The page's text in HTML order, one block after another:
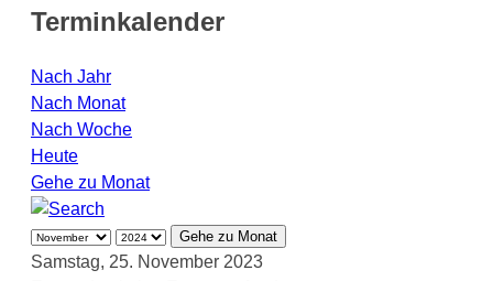
Terminkalender
Nach Jahr
Nach Monat
Nach Woche
Heute
Gehe zu Monat
Gehe zu Monat
Samstag, 25. November 2023